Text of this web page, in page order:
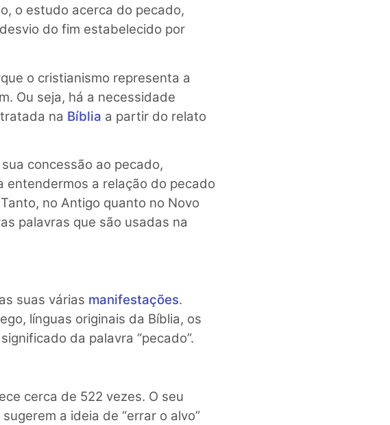
o estudo acerca do pecado,
do fim estabelecido por
o cristianismo representa a
Ou seja, há a necessidade
na Bíblia a partir do relato
concessão ao pecado,
entendermos a relação do pecado
no Antigo quanto no Novo
palavras que são usadas na
suas várias manifestações.
línguas originais da Bíblia, os
da palavra “pecado”.
cerca de 522 vezes. O seu
a ideia de “errar o alvo”